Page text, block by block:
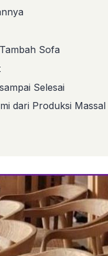
Sofa
Selesai
dari Produksi Massal